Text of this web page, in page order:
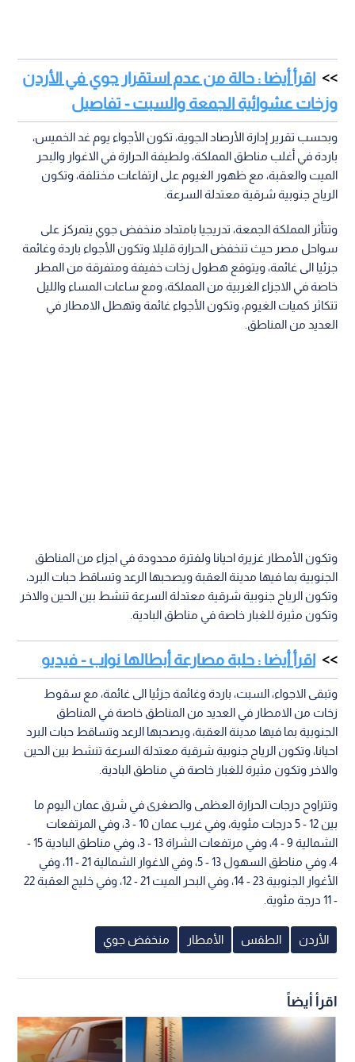
اقرأ أيضا : حالة من عدم استقرار جوي في الأردن
وزخات عشوائية الجمعة والسبت - تفاصيل
وبحسب تقرير إدارة الأرصاد الجوية، تكون الأجواء يوم غد الخميس،
باردة في أغلب مناطق المملكة، ولطيفة الحرارة في الاغوار والبحر
الميت والعقبة، مع ظهور الغيوم على ارتفاعات مختلفة، وتكون
الرياح جنوبية شرقية معتدلة السرعة.
وتتأثر المملكة الجمعة، تدريجيا بامتداد منخفض جوي يتمركز على
سواحل مصر حيث تنخفض الحرارة قليلا وتكون الأجواء باردة وغائمة
جزئيا الى غائمة، ويتوقع هطول زخات خفيفة ومتفرقة من المطر
خاصة في الاجزاء الغربية من المملكة، ومع ساعات المساء والليل
تتكاثر كميات الغيوم، وتكون الأجواء غائمة وتهطل الامطار في
العديد من المناطق.
وتكون الأمطار غزيرة احيانا ولفترة محدودة في اجزاء من المناطق
الجنوبية بما فيها مدينة العقبة ويصحبها الرعد وتساقط حبات البرد،
وتكون الرياح جنوبية شرقية معتدلة السرعة تنشط بين الحين والاخر
وتكون مثيرة للغبار خاصة في مناطق البادية.
اقرأ أيضا : حلبة مصارعة أبطالها نواب - فيديو
وتبقى الاجواء، السبت، باردة وغائمة جزئيا الى غائمة، مع سقوط
زخات من الامطار في العديد من المناطق خاصة في المناطق
الجنوبية بما فيها مدينة العقبة، ويصحبها الرعد وتساقط حبات البرد
احيانا، وتكون الرياح جنوبية شرقية معتدلة السرعة تنشط بين الحين
والاخر وتكون مثيرة للغبار خاصة في مناطق البادية.
وتتراوح درجات الحرارة العظمى والصغرى في شرق عمان اليوم ما
بين 12 - 5 درجات مئوية، وفي غرب عمان 10 - 3، وفي المرتفعات
الشمالية 9 - 4، وفي مرتفعات الشراة 13 - 3، وفي مناطق البادية 15 -
4، وفي مناطق السهول 13 - 5، وفي الاغوار الشمالية 21 - 11، وفي
الأغوار الجنوبية 23 - 14، وفي البحر الميت 21 - 12، وفي خليج العقبة 22
- 11 درجة مئوية.
الأردن الطقس الأمطار منخفض جوي
اقرأ أيضاً